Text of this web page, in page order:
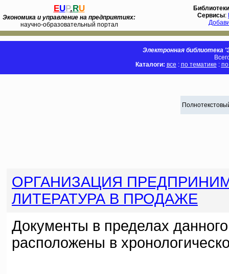
EUP.RU
Экономика и управление на предприятиях:
научно-образовательный портал
Библиотеки
Сервисы:
Электронная библиотека
Каталоги: все : по тематике :
ОРГАНИЗАЦИЯ
ЛИТЕРАТУРА В ПРОДАЖЕ
Документы в пределах
расположены в